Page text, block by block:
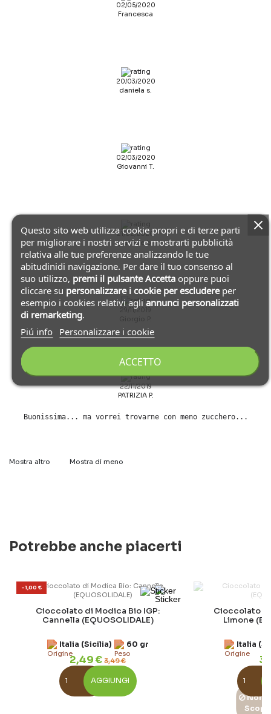
02/05/2020
Francesca
20/03/2020
daniela s.
02/03/2020
Giovanni T.
21/02/2020
paniere b.
29/11/2019
22/11/2019
PATRIZIA P.
Buonissima... ma vorrei trovarne con meno zucchero...
Mostra altro Mostra di meno
Potrebbe anche piacerti
-1,00 €
Cioccolato di Modica Bio IGP:
Cannella (EQUOSOLIDALE)
Italia (Sicilia) 60 gr
2,49 €3,49 €
AGGIUNGI
Cioccolato di
Limone
Italia
Non
Questo sito web utilizza cookie propri e di terze parti
per migliorare i nostri servizi e mostrarti pubblicità
relativa alle tue preferenze analizzando le tue
abitudinidi navigazione. Per dare il tuo consenso al
suo utilizzo, premi il pulsante Accetta oppure puoi
cliccare su personalizzare i cookie per escludereper
esempio i cookies relativi agli annunci personalizzati
di remarketing.
Piú info Personalizzare i cookie
ACCETTO